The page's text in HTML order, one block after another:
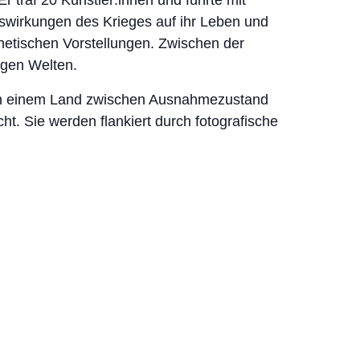
des Krieges auf ihr Leben und
Vorstellungen. Zwischen der
Welten.
Land zwischen Ausnahmezustand
Sie werden flankiert durch fotografische